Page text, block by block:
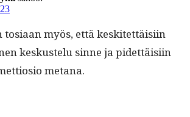
tosi­aan myös, että keskitet­täisi­in
keskustelu sinne ja pidet­täisi­in
metana.